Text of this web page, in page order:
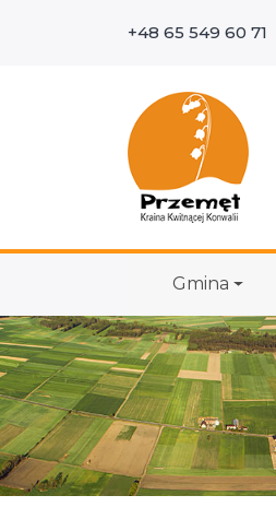
+48 65 549 60 71
Gmina